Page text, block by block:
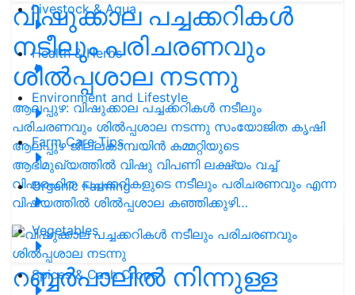
Livestock & Aqua
Health & Herbs
Environment and Lifestyle
Farm Care Tips
Organic Farming
Vegetables
Spices & Cash Crops
വിഷുക്കാല പച്ചക്കറികൾ
നടീലും പരിചരണവും
ശിൽപ്പശാല നടന്നു
ആലപ്പുഴ: വിഷുക്കാല പച്ചക്കറികൾ നടീലും
പരിചരണവും ശിൽപ്പശാല നടന്നു സംയോജിത കൃഷി
ആലപ്പുഴ ജില്ലകാമ്പയിൻ കമ്മറ്റിയുടെ
ആഭിമുഖ്യത്തിൽ വിഷു വിപണി ലക്ഷ്യം വച്ച്
വിഷരഹിത പച്ചക്കറികളുടെ നടീലും പരിചരണവും എന്ന
വിഷയത്തിൽ ശിൽപ്പശാല കഞ്ഞിക്കുഴി…
റബ്ബര്‍പാലില്‍ നിന്നുള്ള